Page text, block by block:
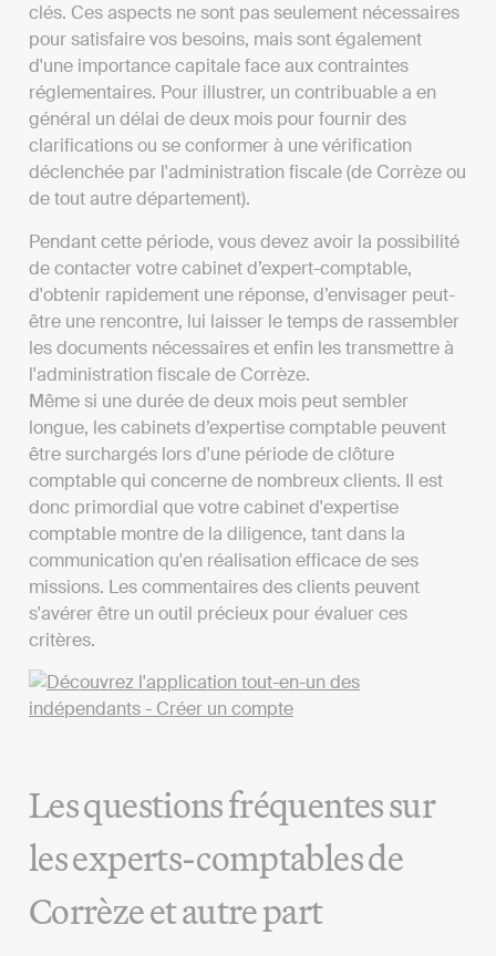
clés. Ces aspects ne sont pas seulement nécessaires
pour satisfaire vos besoins, mais sont également
d'une importance capitale face aux contraintes
réglementaires. Pour illustrer, un contribuable a en
général un délai de deux mois pour fournir des
clarifications ou se conformer à une vérification
déclenchée par l'administration fiscale (de Corrèze ou
de tout autre département).
Pendant cette période, vous devez avoir la possibilité
de contacter votre cabinet d’expert-comptable,
d'obtenir rapidement une réponse, d’envisager peut-
être une rencontre, lui laisser le temps de rassembler
les documents nécessaires et enfin les transmettre à
l'administration fiscale de Corrèze.
Même si une durée de deux mois peut sembler
longue, les cabinets d’expertise comptable peuvent
être surchargés lors d'une période de clôture
comptable qui concerne de nombreux clients. Il est
donc primordial que votre cabinet d'expertise
comptable montre de la diligence, tant dans la
communication qu'en réalisation efficace de ses
missions. Les commentaires des clients peuvent
s'avérer être un outil précieux pour évaluer ces
critères.
Les questions fréquentes sur
les experts-comptables de
Corrèze et autre part